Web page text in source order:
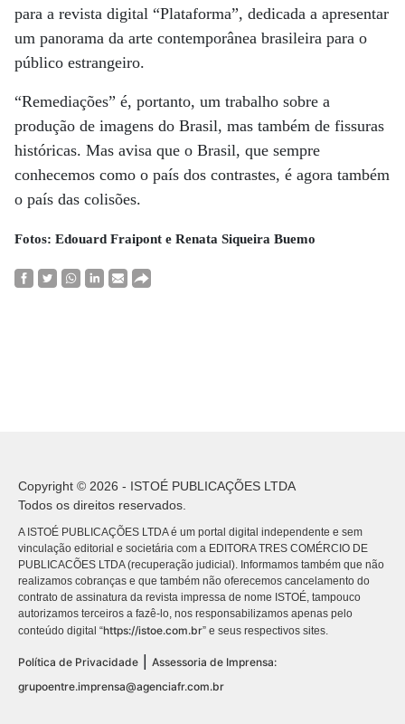
para a revista digital “Plataforma”, dedicada a apresentar
um panorama da arte contemporânea brasileira para o
público estrangeiro.
“Remediações” é, portanto, um trabalho sobre a
produção de imagens do Brasil, mas também de fissuras
históricas. Mas avisa que o Brasil, que sempre
conhecemos como o país dos contrastes, é agora também
o país das colisões.
Fotos: Edouard Fraipont e Renata Siqueira Buemo
Copyright © 2026 - ISTOÉ PUBLICAÇÕES LTDA
Todos os direitos reservados.
A ISTOÉ PUBLICAÇÕES LTDA é um portal digital independente e sem
vinculação editorial e societária com a EDITORA TRES COMÉRCIO DE
PUBLICACÕES LTDA (recuperação judicial). Informamos também que não
realizamos cobranças e que também não oferecemos cancelamento do
contrato de assinatura da revista impressa de nome ISTOÉ, tampouco
autorizamos terceiros a fazê-lo, nos responsabilizamos apenas pelo
conteúdo digital “https://istoe.com.br” e seus respectivos sites.
Política de Privacidade
Assessoria de Imprensa:
grupoentre.imprensa@agenciafr.com.br